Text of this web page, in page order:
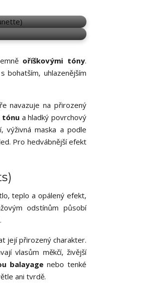
oříškovými tóny.
bohatším, uhlazenějším
navazuje na přirozený
a hladký povrchový
výživná maska a podle
Pro hedvábnější efekt
teplo a opálený efekt,
odstínům působí
její přirozený charakter.
vlasům měkčí, živější
balayagenebo tenké
ani tvrdě.